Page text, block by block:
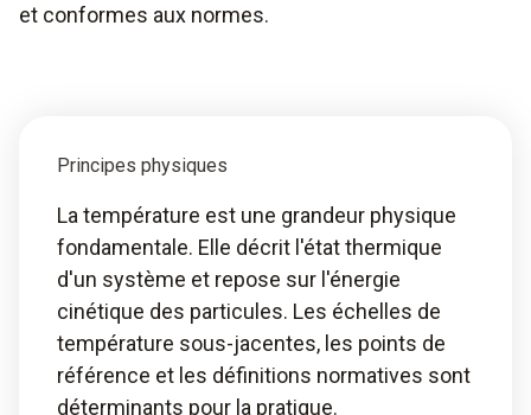
et conformes aux normes.
Principes physiques
La température est une grandeur physique
fondamentale. Elle décrit l'état thermique
d'un système et repose sur l'énergie
cinétique des particules. Les échelles de
température sous-jacentes, les points de
référence et les définitions normatives sont
déterminants pour la pratique.